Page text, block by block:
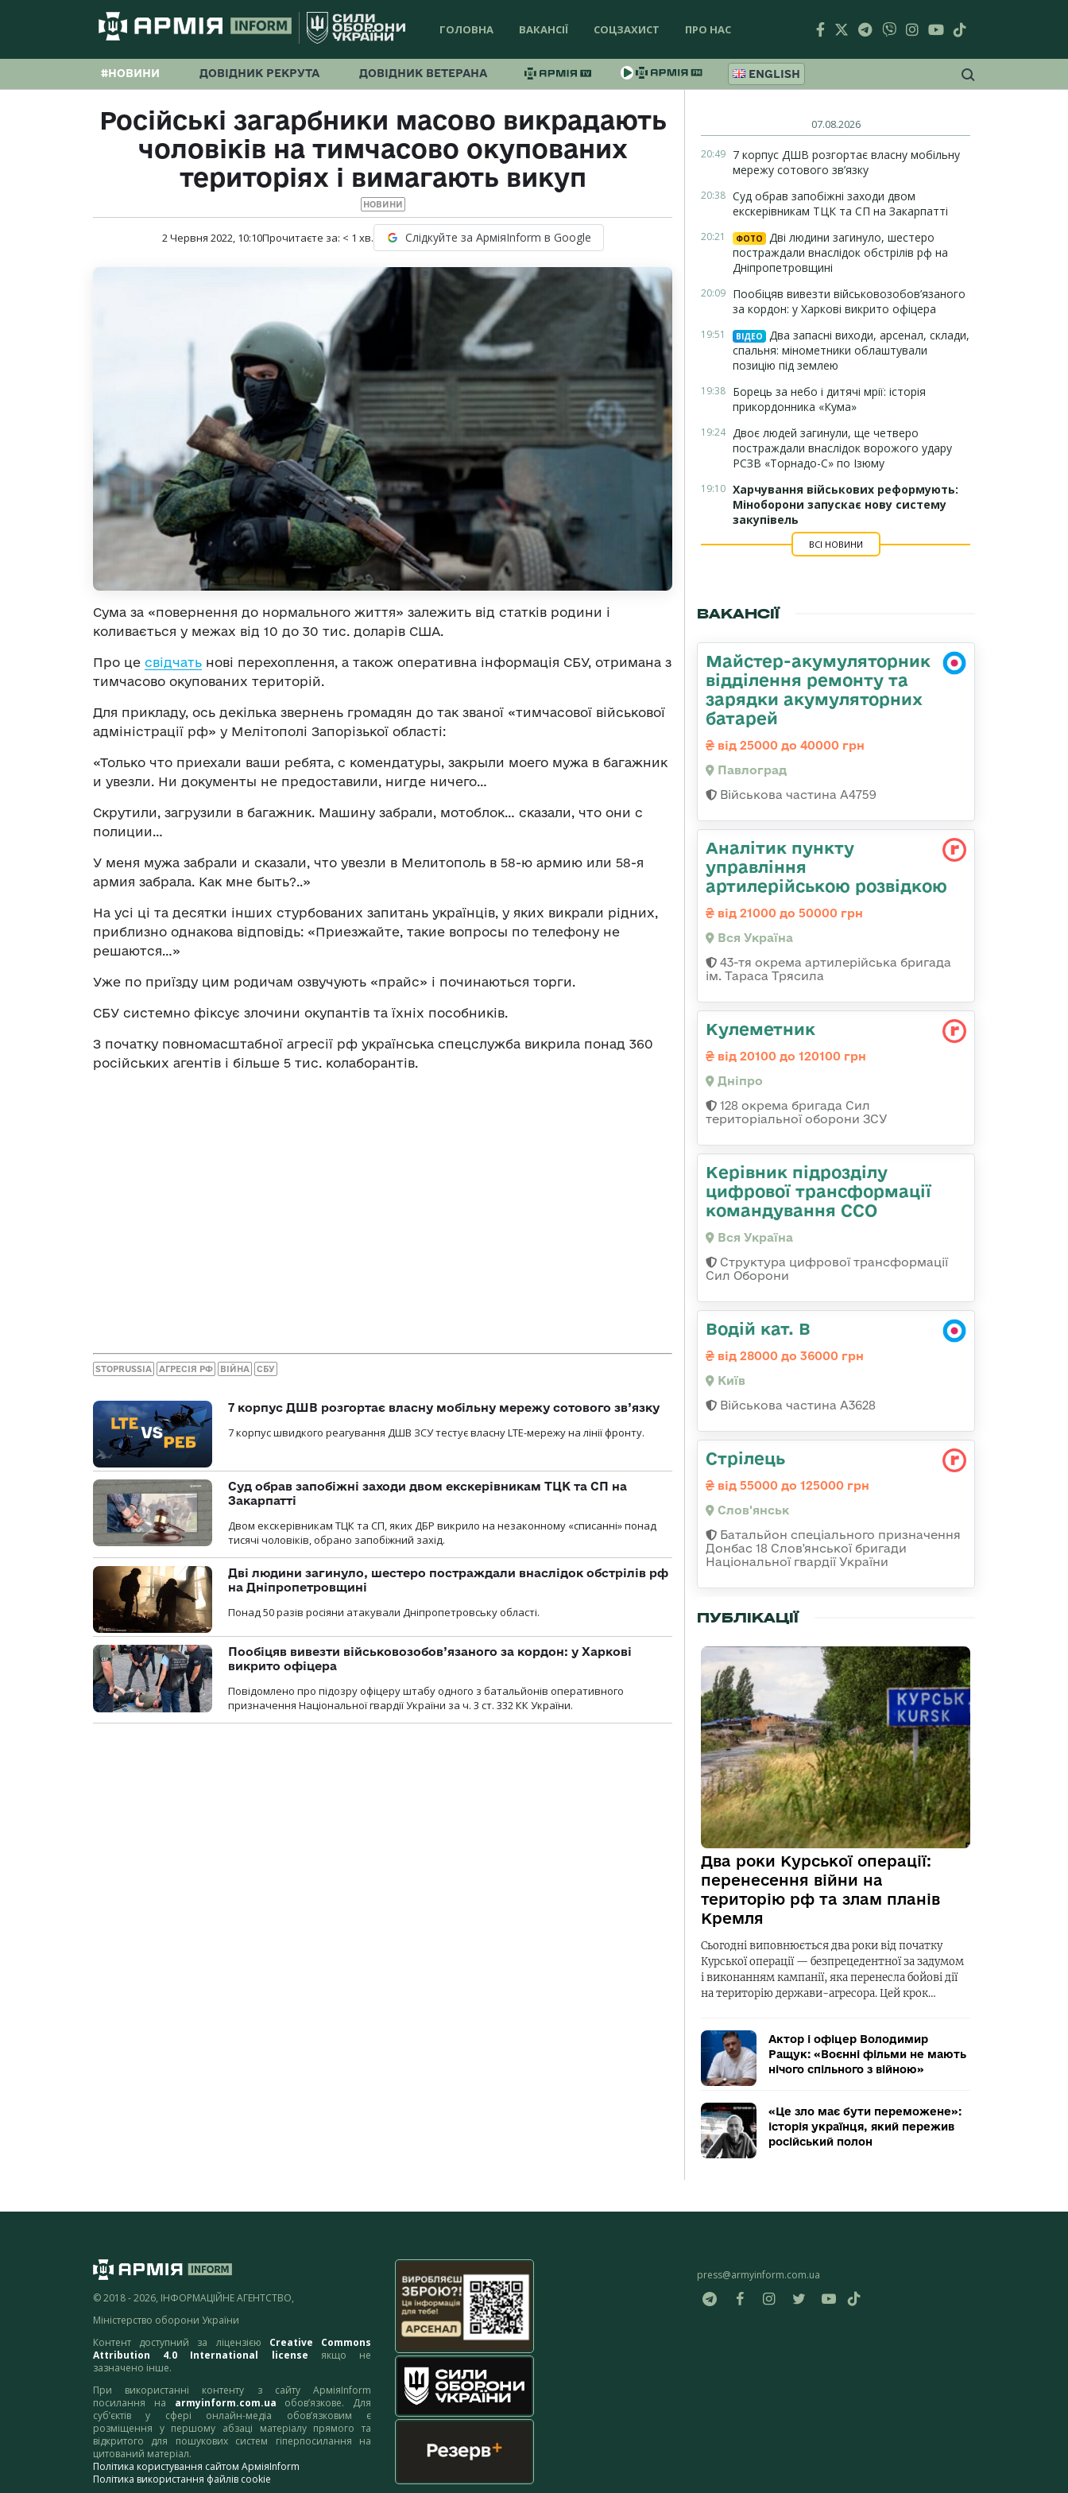
ГОЛОВНА ВАКАНСІЇ СОЦЗАХИСТ ПРО НАС
#НОВИНИ ДОВІДНИК РЕКРУТА ДОВІДНИК ВЕТЕРАНА ENGLISH
Російські загарбники масово викрадають
чоловіків на тимчасово окупованих
територіях і вимагають викуп
НОВИНИ
2 Червня 2022, 10:10Прочитаєте за: < 1 хв. Слідкуйте за АрміяInform в Google
Сума за «повернення до нормального життя» залежить від статків родини і
коливається у межах від 10 до 30 тис. доларів США.
Про це свідчать нові перехоплення, а також оперативна інформація СБУ, отримана з
тимчасово окупованих територій.
Для прикладу, ось декілька звернень громадян до так званої «тимчасової військової
адміністрації рф» у Мелітополі Запорізької області:
«Только что приехали ваши ребята, с комендатуры, закрыли моего мужа в багажник
и увезли. Ни документы не предоставили, нигде ничего…
Скрутили, загрузили в багажник. Машину забрали, мотоблок… сказали, что они с
полиции…
У меня мужа забрали и сказали, что увезли в Мелитополь в 58-ю армию или 58-я
армия забрала. Как мне быть?..»
На усі ці та десятки інших стурбованих запитань українців, у яких викрали рідних,
приблизно однакова відповідь: «Приезжайте, такие вопросы по телефону не
решаются…»
Уже по приїзду цим родичам озвучують «прайс» і починаються торги.
СБУ системно фіксує злочини окупантів та їхніх пособників.
З початку повномасштабної агресії рф українська спецслужба викрила понад 360
російських агентів і більше 5 тис. колаборантів.
STOPRUSSIA АГРЕСІЯ РФ ВІЙНА СБУ
7 корпус ДШВ розгортає власну мобільну мережу сотового зв’язку
7 корпус швидкого реагування ДШВ ЗСУ тестує власну LTE-мережу на лінії фронту.
Суд обрав запобіжні заходи двом екскерівникам ТЦК та СП на
Закарпатті
Двом екскерівникам ТЦК та СП, яких ДБР викрило на незаконному «списанні» понад
тисячі чоловіків, обрано запобіжний захід.
Дві людини загинуло, шестеро постраждали внаслідок обстрілів рф
на Дніпропетровщині
Понад 50 разів росіяни атакували Дніпропетровську області.
Пообіцяв вивезти військовозобов’язаного за кордон: у Харкові
викрито офіцера
Повідомлено про підозру офіцеру штабу одного з батальйонів оперативного
призначення Національної гвардії України за ч. 3 ст. 332 КК України.
07.08.2026
20:49 7 корпус ДШВ розгортає власну мобільну
мережу сотового зв’язку
20:38 Суд обрав запобіжні заходи двом
екскерівникам ТЦК та СП на Закарпатті
20:21 ФОТО
Дві людини загинуло, шестеро
постраждали внаслідок обстрілів рф на
Дніпропетровщині
20:09 Пообіцяв вивезти військовозобов’язаного
за кордон: у Харкові викрито офіцера
19:51 ВІДЕО
Два запасні виходи, арсенал, склади,
спальня: мінометники облаштували
позицію під землею
19:38 Борець за небо і дитячі мрії: історія
прикордонника «Кума»
19:24 Двоє людей загинули, ще четверо
постраждали внаслідок ворожого удару
РСЗВ «Торнадо-С» по Ізюму
19:10 Харчування військових реформують:
Міноборони запускає нову систему
закупівель
ВСІ НОВИНИ
ВАКАНСІЇ
Майстер-акумуляторник
відділення ремонту та
зарядки акумуляторних
батарей
від 25000 до 40000 грн
Павлоград
Військова частина А4759
Аналітик пункту
управління
артилерійською розвідкою
від 21000 до 50000 грн
Вся Україна
43-тя окрема артилерійська бригада
ім. Тараса Трясила
Кулеметник
від 20100 до 120100 грн
Дніпро
128 окрема бригада Сил
територіальної оборони ЗСУ
Керівник підрозділу
цифрової трансформації
командування ССО
Вся Україна
Структура цифрової трансформації
Сил Оборони
Водій кат. В
від 28000 до 36000 грн
Київ
Військова частина А3628
Стрілець
від 55000 до 125000 грн
Слов'янськ
Батальйон спеціального призначення
Донбас 18 Слов'янської бригади
Національної гвардії України
ПУБЛІКАЦІЇ
Два роки Курської операції:
перенесення війни на
територію рф та злам планів
Кремля
Сьогодні виповнюється два роки від початку
Курської операції — безпрецедентної за задумом
і виконанням кампанії, яка перенесла бойові дії
на територію держави-агресора. Цей крок…
Актор і офіцер Володимир
Ращук: «Воєнні фільми не мають
нічого спільного з війною»
«Це зло має бути переможене»:
історія українця, який пережив
російський полон
© 2018 - 2026, ІНФОРМАЦІЙНЕ АГЕНТСТВО,
Міністерство оборони України
Контент доступний за ліцензією Creative Commons
Attribution 4.0 International license якщо не
зазначено інше.
При використанні контенту з сайту АрміяInform
посилання на armyinform.com.ua обов’язкове. Для
суб’єктів у сфері онлайн-медіа обов’язковим є
розміщення у першому абзаці матеріалу прямого та
відкритого для пошукових систем гіперпосилання на
цитований матеріал.
Політика користування сайтом АрміяInform
Політика використання файлів cookie
press@armyinform.com.ua